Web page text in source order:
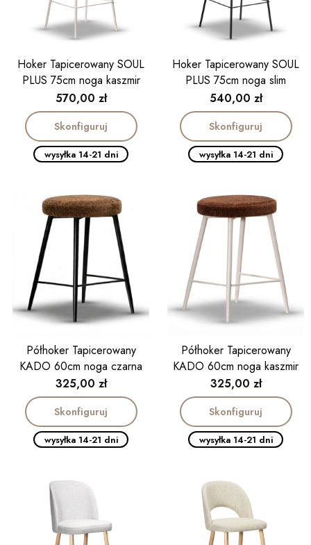
Hoker Tapicerowany SOUL
PLUS 75cm noga kaszmir
Cena
570,00 zł
Skonfiguruj
wysyłka 14-21 dni
Hoker Tapicerowany SOUL
PLUS 75cm noga slim
Cena
540,00 zł
Skonfiguruj
wysyłka 14-21 dni
Półhoker Tapicerowany
KADO 60cm noga czarna
Cena
325,00 zł
Skonfiguruj
wysyłka 14-21 dni
Półhoker Tapicerowany
KADO 60cm noga kaszmir
Cena
325,00 zł
Skonfiguruj
wysyłka 14-21 dni